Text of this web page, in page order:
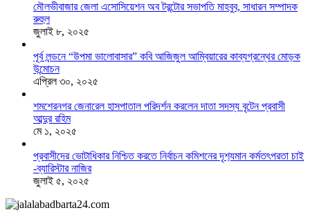
মৌলভীবাজার জেলা এসোসিয়েশন অব টরন্টোর সভাপতি মাহবুব, সাধারন সম্পাদক
রুহুল
জুলাই ৮, ২০২৫
পূর্ব লন্ডনে “উপমা ভালোবাসার” কবি আজিজুল আম্বিয়ারের কাব্যগ্রন্থের মোড়ক
উন্মোচন
এপ্রিল ৩০, ২০২৫
শমশেরনগর জেনারেল হাসপাতাল পরিদর্শন করলেন দাতা সদস্য বৃটেন প্রবাসী
আব্দুর রহিম
মে ১, ২০২৫
প্রবাসীদের ভোটাধিকার নিশ্চিত করতে নির্বাচন কমিশনের দৃশ‍্যমান কর্মতৎপরতা চাই
-ব্যারিস্টার নাজির
জুলাই ৫, ২০২৫